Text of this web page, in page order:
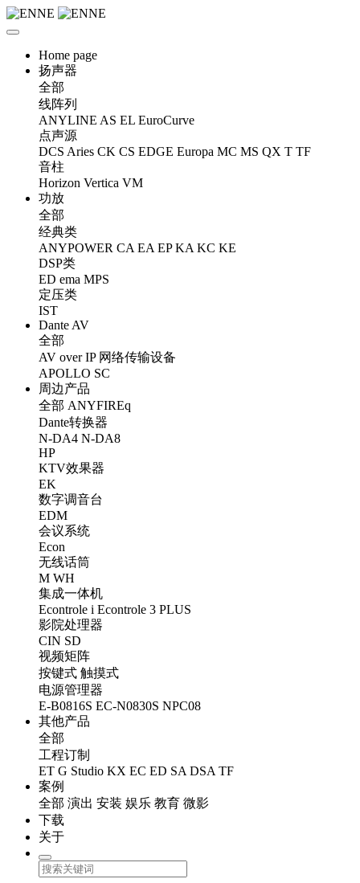
Home page
扬声器
全部
线阵列
ANYLINE AS EL EuroCurve
点声源
DCS Aries CK CS EDGE Europa MC MS QX T TF
音柱
Horizon Vertica VM
功放
全部
经典类
ANYPOWER CA EA EP KA KC KE
DSP类
ED ema MPS
定压类
IST
Dante AV
全部
AV over IP 网络传输设备
APOLLO SC
周边产品
全部 ANYFIREq
Dante转换器
N-DA4 N-DA8
HP
KTV效果器
EK
数字调音台
EDM
会议系统
Econ
无线话筒
M WH
集成一体机
Econtrole i Econtrole 3 PLUS
影院处理器
CIN SD
视频矩阵
按键式 触摸式
电源管理器
E-B0816S EC-N0830S NPC08
其他产品
全部
工程订制
ET G Studio KX EC ED SA DSA TF
案例
全部 演出 安装 娱乐 教育 微影
下载
关于